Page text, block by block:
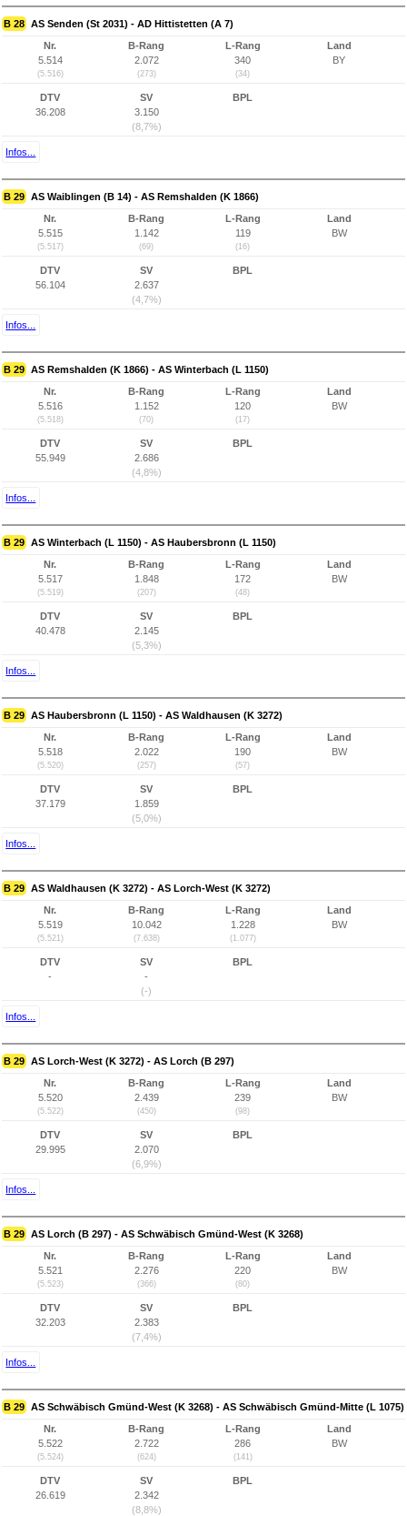
B 28 AS Senden (St 2031) - AD Hittistetten (A 7)
Nr.
5.514
(5.516)
B-Rang
2.072
(273)
L-Rang
340
(34)
Land
BY
DTV
36.208
SV
3.150
(8,7%)
BPL
Infos...
B 29 AS Waiblingen (B 14) - AS Remshalden (K 1866)
Nr.
5.515
(5.517)
B-Rang
1.142
(69)
L-Rang
119
(16)
Land
BW
DTV
56.104
SV
2.637
(4,7%)
BPL
Infos...
B 29 AS Remshalden (K 1866) - AS Winterbach (L 1150)
Nr.
5.516
(5.518)
B-Rang
1.152
(70)
L-Rang
120
(17)
Land
BW
DTV
55.949
SV
2.686
(4,8%)
BPL
Infos...
B 29 AS Winterbach (L 1150) - AS Haubersbronn (L 1150)
Nr.
5.517
(5.519)
B-Rang
1.848
(207)
L-Rang
172
(48)
Land
BW
DTV
40.478
SV
2.145
(5,3%)
BPL
Infos...
B 29 AS Haubersbronn (L 1150) - AS Waldhausen (K 3272)
Nr.
5.518
(5.520)
B-Rang
2.022
(257)
L-Rang
190
(57)
Land
BW
DTV
37.179
SV
1.859
(5,0%)
BPL
Infos...
B 29 AS Waldhausen (K 3272) - AS Lorch-West (K 3272)
Nr.
5.519
(5.521)
B-Rang
10.042
(7.638)
L-Rang
1.228
(1.077)
Land
BW
DTV
-
SV
-
(-)
BPL
Infos...
B 29 AS Lorch-West (K 3272) - AS Lorch (B 297)
Nr.
5.520
(5.522)
B-Rang
2.439
(450)
L-Rang
239
(98)
Land
BW
DTV
29.995
SV
2.070
(6,9%)
BPL
Infos...
B 29 AS Lorch (B 297) - AS Schwäbisch Gmünd-West (K 3268)
Nr.
5.521
(5.523)
B-Rang
2.276
(366)
L-Rang
220
(80)
Land
BW
DTV
32.203
SV
2.383
(7,4%)
BPL
Infos...
B 29 AS Schwäbisch Gmünd-West (K 3268) - AS Schwäbisch Gmünd-Mitte (L 1075)
Nr.
5.522
(5.524)
B-Rang
2.722
(624)
L-Rang
286
(141)
Land
BW
DTV
26.619
SV
2.342
(8,8%)
BPL